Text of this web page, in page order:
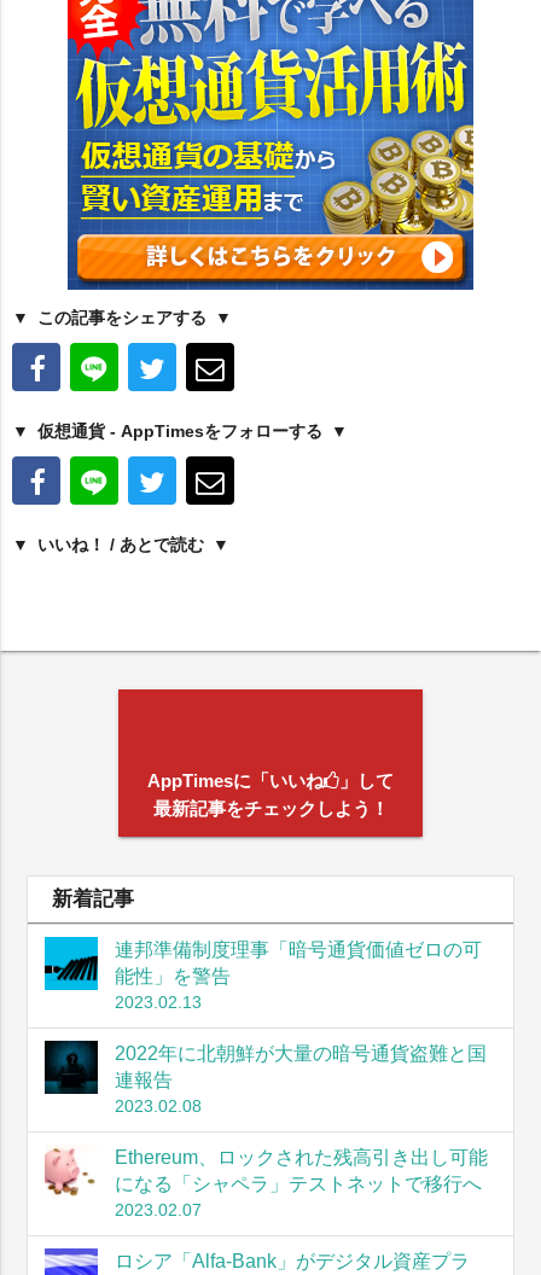
この記事をシェアする
仮想通貨 - AppTimesをフォローする
いいね！ / あとで読む
AppTimesに「いいね
」して
最新記事をチェックしよう！
新着記事
連邦準備制度理事「暗号通貨価値ゼロの可
能性」を警告
2023.02.13
2022年に北朝鮮が大量の暗号通貨盗難と国
連報告
2023.02.08
Ethereum、ロックされた残高引き出し可能
になる「シャペラ」テストネットで移行へ
2023.02.07
ロシア「Alfa-Bank」がデジタル資産プラ